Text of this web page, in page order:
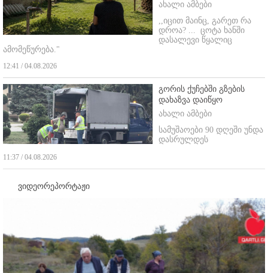
ახალი ამბები
,,იცით მაინც, გარეთ რა
დროა? ... ცოტა ხანში
დასალევი წყალიც
ამომეწურება."
12:41 / 04.08.2026
გორის ქუჩებში გზების
დახაზვა დაიწყო
ახალი ამბები
სამუშაოები 90 დღეში უნდა
დასრულდეს
11:37 / 04.08.2026
ვიდეორეპორტაჟი